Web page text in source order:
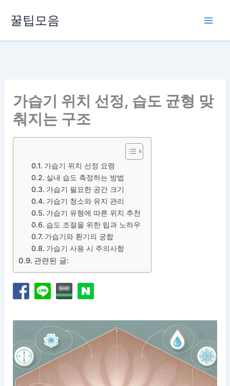
꿀팁모음
가습기 위치 선정, 습도 균형 맞
춰지는 구조
가습기 위치 선정 요령
실내 습도 측정하는 방법
가습기 필요한 공간 크기
가습기 청소와 유지 관리
가습기 유형에 따른 위치 추천
습도 조절을 위한 팁과 노하우
가습기와 환기의 궁합
가습기 사용 시 주의사항
관련된 글: